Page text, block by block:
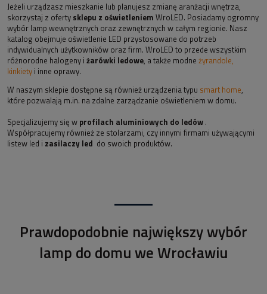
Jeżeli urządzasz mieszkanie lub planujesz zmianę aranżacji wnętrza,
skorzystaj z oferty sklepu z oświetleniem WroLED. Posiadamy ogromny
wybór lamp wewnętrznych oraz zewnętrznych w całym regionie. Nasz
katalog obejmuje oświetlenie LED przystosowane do potrzeb
indywidualnych użytkowników oraz firm. WroLED to przede wszystkim
różnorodne halogeny i żarówki ledowe, a także modne żyrandole,
kinkiety i inne oprawy.
W naszym sklepie dostępne są również urządzenia typu smart home,
które pozwalają m.in. na zdalne zarządzanie oświetleniem w domu.
Specjalizujemy się w profilach aluminiowych do ledów .
Współpracujemy również ze stolarzami, czy innymi firmami używającymi
listew led i zasilaczy led do swoich produktów.
Prawdopodobnie największy wybór
lamp do domu we Wrocławiu